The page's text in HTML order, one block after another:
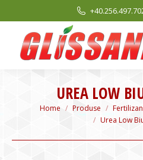
UREA LOW
You are here:
Home Produse
Urea Low